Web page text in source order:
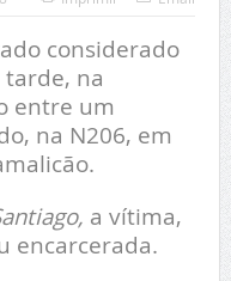
considerado
na
entre um
na N206, em
a vítima,
encarcerada.